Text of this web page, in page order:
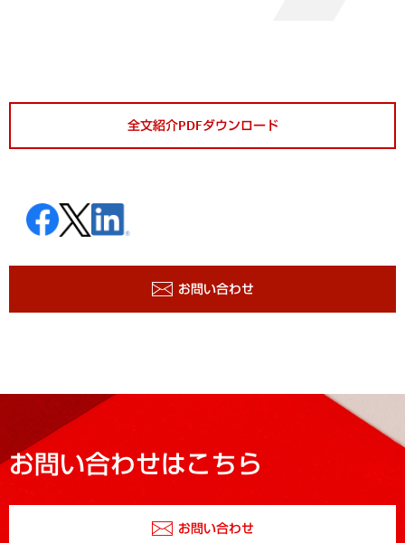
全文紹介PDFダウンロード
お問い合わせ
お問い合わせはこちら
お問い合わせ